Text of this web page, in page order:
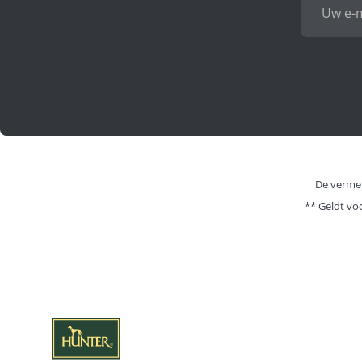
De
** Geldt